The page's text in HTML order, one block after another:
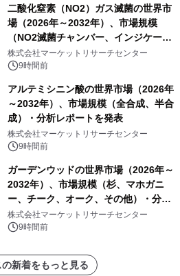
二酸化窒素（NO2）ガス滅菌の世界市
場（2026年～2032年）、市場規模
（NO2滅菌チャンバー、インジケータ
ーおよびモニタリングシステム、その
他）・分析レポートを発表
株式会社マーケットリサーチセンター
9時間前
アルテミシニン酸の世界市場（2026年
～2032年）、市場規模（全合成、半合
成）・分析レポートを発表
株式会社マーケットリサーチセンター
9時間前
ガーデンウッドの世界市場（2026年～
2032年）、市場規模（杉、マホガニ
ー、チーク、オーク、その他）・分析
レポートを発表
株式会社マーケットリサーチセンター
9時間前
の新着をもっと見る